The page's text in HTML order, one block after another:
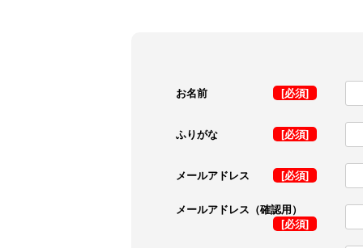
お名前 [必須]
ふりがな [必須]
メールアドレス [必須]
メールアドレス（確認用）
[必須]